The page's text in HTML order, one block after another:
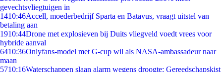
gevechtsvliegtuigen in
1410:46Accell, moederbedrijf Sparta en Batavus, vraagt uitstel van
betaling aan
1910:44Drone met explosieven bij Duits vliegveld voedt vrees voor
hybride aanval
6410:36Onlyfans-model met G-cup wil als NASA-ambassadeur naar
maan
5710:16Waterschappen slaan alarm wegens droogte: Gereedschapskist